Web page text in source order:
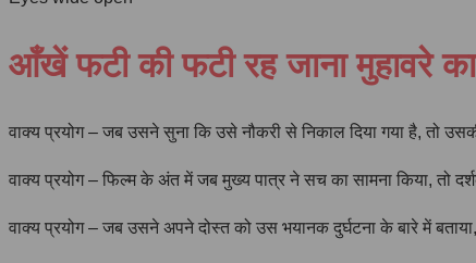
आँखें फटी की फटी रह जाना मुहावरे का
वाक्य प्रयोग – जब उसने सुना कि उसे नौकरी से निकाल दिया गया है, तो
वाक्य प्रयोग – फिल्म के अंत में जब मुख्य पात्र ने सच का सामना किया, तो
वाक्य प्रयोग – जब उसने अपने दोस्त को उस भयानक दुर्घटना के बारे में